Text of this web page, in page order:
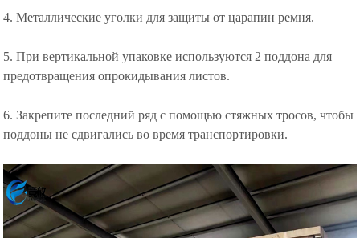
4. Металлические уголки для защиты от царапин ремня.
5. При вертикальной упаковке используются 2 поддона для
предотвращения опрокидывания листов.
6. Закрепите последний ряд с помощью стяжных тросов, чтобы
поддоны не сдвигались во время транспортировки.